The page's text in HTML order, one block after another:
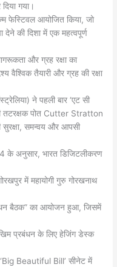
गया।
फेस्टिवल आयोजित किया, जो
देने की दिशा में एक महत्वपूर्ण
और ग्रह रक्षा का
वैश्विक तैयारी और ग्रह की रक्षा
ने पहली बार ‘एट सी
तटरक्षक पोत Cutter Stratton
समन्वय और आपसी
के अनुसार, भारत डिजिटलीकरण
में महायोगी गुरु गोरखनाथ
बैठक” का आयोजन हुआ, जिसमें
प्रबंधन के लिए हेजिंग डेस्क
‘Big Beautiful Bill’ सीनेट में